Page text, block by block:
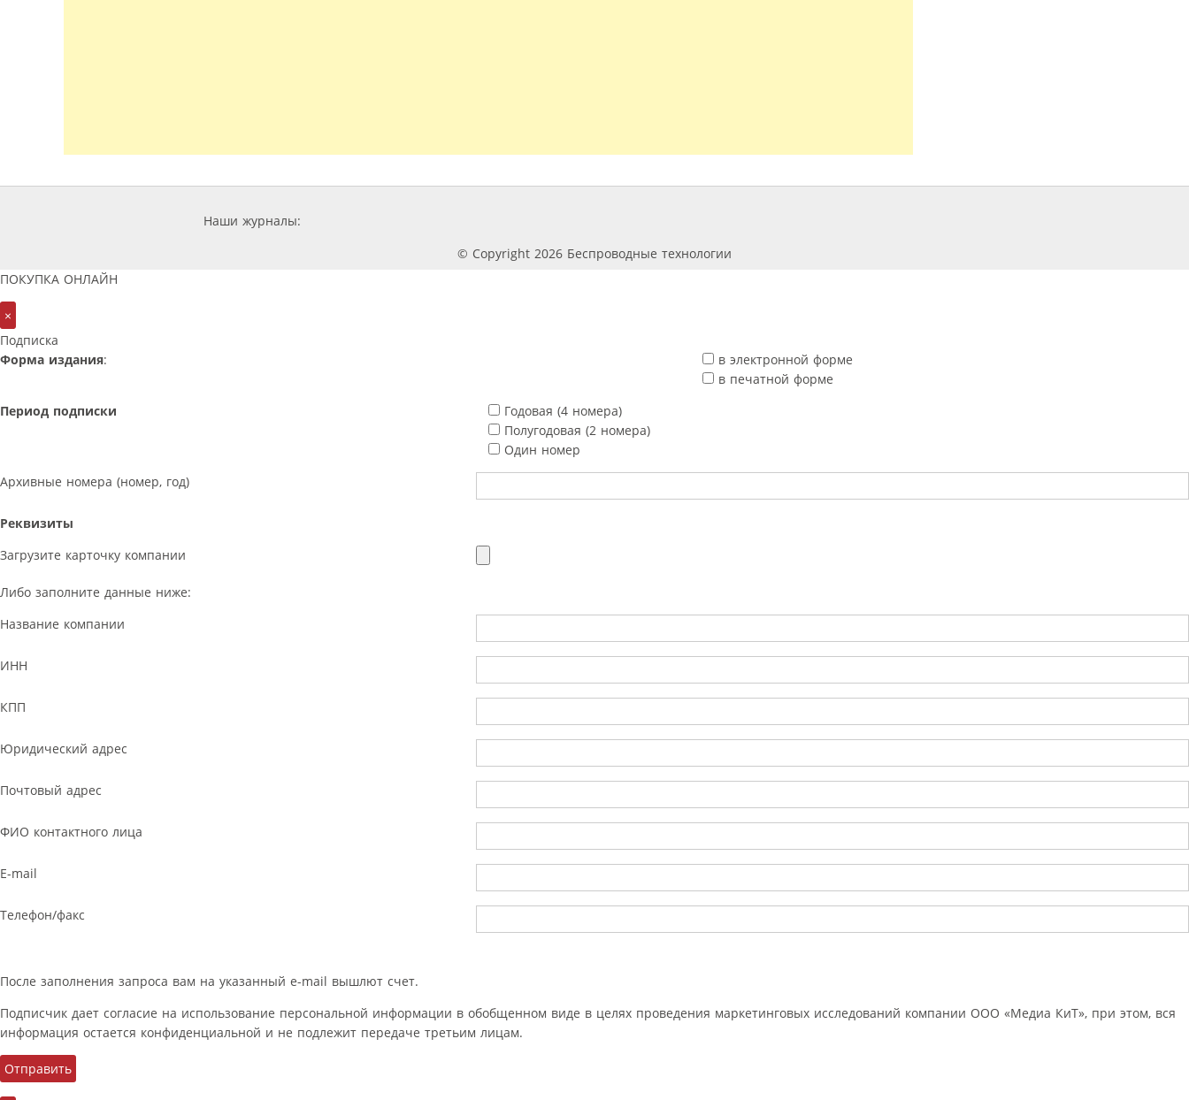
Наши журналы:
© Copyright 2026 Беспроводные технологии
ПОКУПКА ОНЛАЙН
×
Подписка
Форма издания:
в электронной форме
в печатной форме
Период подписки
Годовая (4 номера)
Полугодовая (2 номера)
Один номер
Архивные номера (номер, год)
Реквизиты
Загрузите карточку компании
Либо заполните данные ниже:
Название компании
ИНН
КПП
Юридический адрес
Почтовый адрес
ФИО контактного лица
E-mail
Телефон/факс
После заполнения запроса вам на указанный e-mail вышлют счет.
Подписчик дает согласие на использование персональной информации в обобщенном виде в целях проведения маркетинговых исследований компании ООО «Медиа КиТ», при этом, вся
информация остается конфиденциальной и не подлежит передаче третьим лицам.